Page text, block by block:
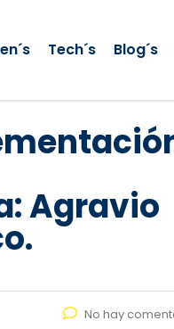
Tech´s Blog´s
Agravio
No hay